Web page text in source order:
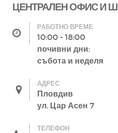
ЦЕНТРАЛЕН ОФИС И
РАБОТНО ВРЕМЕ
10:00 - 18:00
почивни дни:
събота и неделя
АДРЕС
Пловдив
ул. Цар Асен 7
ТЕЛЕФОН